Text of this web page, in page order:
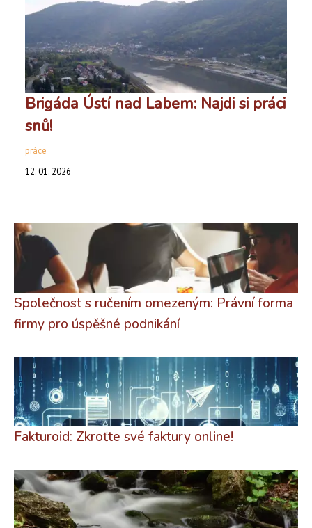
Brigáda Ústí nad Labem: Najdi si práci
snů!
práce
12. 01. 2026
Společnost s ručením omezeným: Právní forma
firmy pro úspěšné podnikání
Fakturoid: Zkroťte své faktury online!